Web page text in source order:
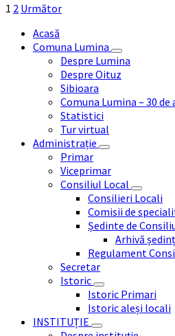
Paginație
articole
1 2 Următor
Acasă
Comuna Lumina
Despre Lumina
Despre Oituz
Sibioara
Comuna Lumina – 30
Statistici
Tur virtual
Administrație
Primar
Viceprimar
Consiliul Local
Consilieri Locali
Comisii de
Ședinte de
Arhivă
Regulament
Secretar
Istoric
Istoric Primari
Istoric aleși locali
INSTITUȚIE